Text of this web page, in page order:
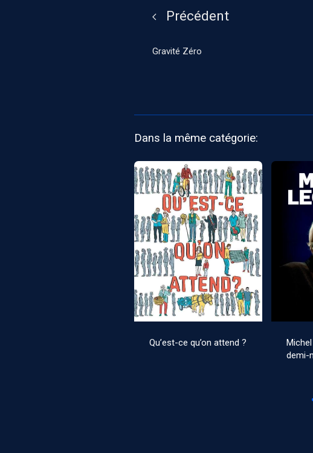
Précédent
Gravité Zéro
Dans la même catégorie:
Qu’est-ce qu’on attend ?
demi-